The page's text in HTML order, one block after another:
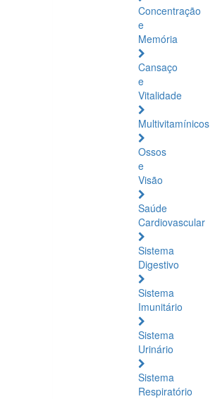
Concentração
e
Memória
Cansaço
e
Vitalidade
Multivitamínicos
Ossos
e
Visão
Saúde
Cardiovascular
Sistema
Digestivo
Sistema
Imunitário
Sistema
Urinário
Sistema
Respiratório